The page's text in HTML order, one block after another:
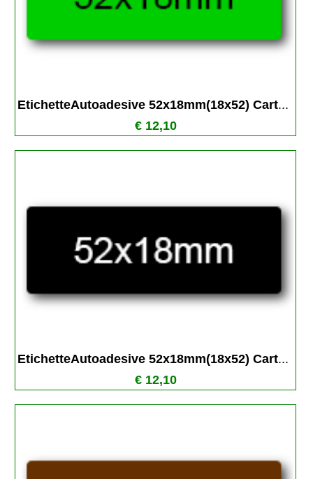
EtichetteAutoadesive 52x18mm(18x52) Cart...
€ 12,10
EtichetteAutoadesive 52x18mm(18x52) Cart...
€ 12,10